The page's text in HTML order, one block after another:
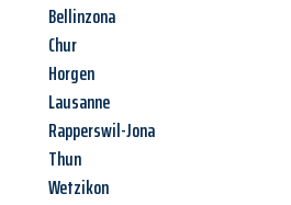
Bellinzona
Chur
Horgen
Lausanne
Rapperswil-Jona
Thun
Wetzikon